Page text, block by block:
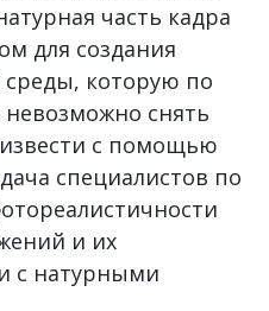
часть кадра
для создания
которую по
снять
с помощью
специалистов по
и их
с натурными